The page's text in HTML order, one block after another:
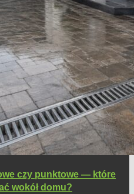
czy punktowe — które
wokół domu?